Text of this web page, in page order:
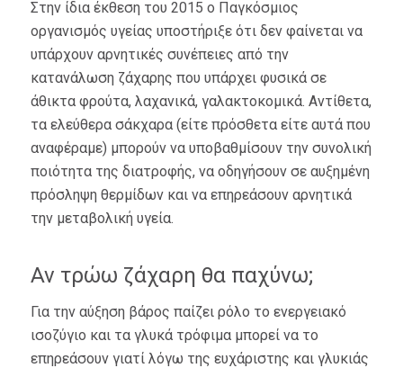
Στην ίδια έκθεση του 2015 ο Παγκόσμιος
οργανισμός υγείας υποστήριξε ότι δεν φαίνεται να
υπάρχουν αρνητικές συνέπειες από την
κατανάλωση ζάχαρης που υπάρχει φυσικά σε
άθικτα φρούτα, λαχανικά, γαλακτοκομικά. Αντίθετα,
τα ελεύθερα σάκχαρα (είτε πρόσθετα είτε αυτά που
αναφέραμε) μπορούν να υποβαθμίσουν την συνολική
ποιότητα της διατροφής, να οδηγήσουν σε αυξημένη
πρόσληψη θερμίδων και να επηρεάσουν αρνητικά
την μεταβολική υγεία.
Αν τρώω ζάχαρη θα παχύνω;
Για την αύξηση βάρος παίζει ρόλο το ενεργειακό
ισοζύγιο και τα γλυκά τρόφιμα μπορεί να το
επηρεάσουν γιατί λόγω της ευχάριστης και γλυκιάς